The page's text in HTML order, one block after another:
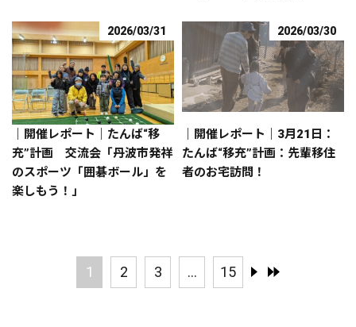
2026/03/31
｜開催レポート｜たんば“移
充”計画 交流会「丹波市発祥
のスポーツ「囲碁ボール」を
楽しもう！」
2026/03/30
｜開催レポート｜3月21日：
たんば“移充”計画：先輩移住
者のお宅訪問！
1 2 3 ... 15